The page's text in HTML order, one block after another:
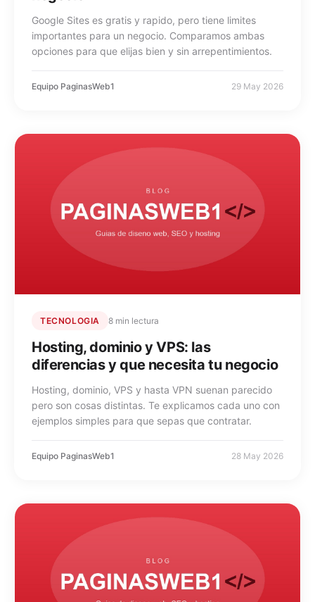
Google Sites es gratis y rapido, pero tiene limites
importantes para un negocio. Comparamos ambas
opciones para que elijas bien y sin arrepentimientos.
Equipo PaginasWeb1 29 May 2026
TECNOLOGIA 8 min lectura
Hosting, dominio y VPS: las
diferencias y que necesita tu negocio
Hosting, dominio, VPS y hasta VPN suenan parecido
pero son cosas distintas. Te explicamos cada uno con
ejemplos simples para que sepas que contratar.
Equipo PaginasWeb1 28 May 2026